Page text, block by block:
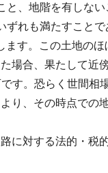
、地階を有しな
れも満たすことで
す。この土地の
場合、果たして近
す。恐らく世間相
り、その時点での
に対する法的・税